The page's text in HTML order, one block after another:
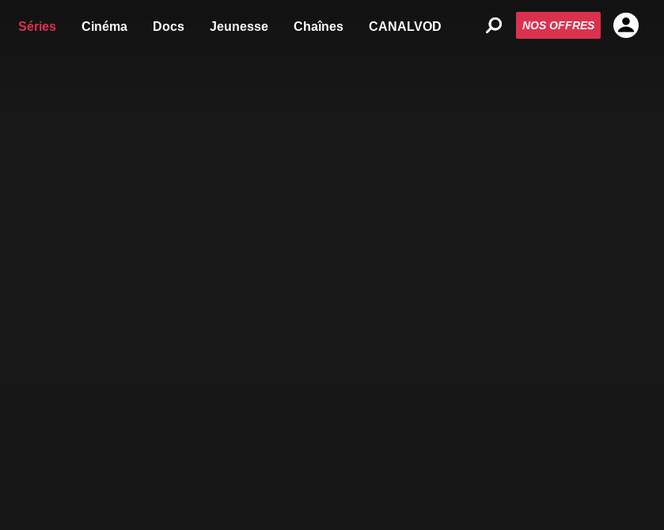
Séries Cinéma Docs Jeunesse Chaînes CANALVOD NOS OFFRES